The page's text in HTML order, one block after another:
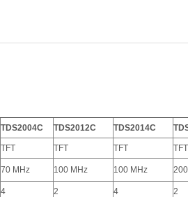
TDS2004C TDS2012C TDS2014C
TFT TFT TFT TFT
70 MHz 100 MHz 100 MHz
4 2 4 2